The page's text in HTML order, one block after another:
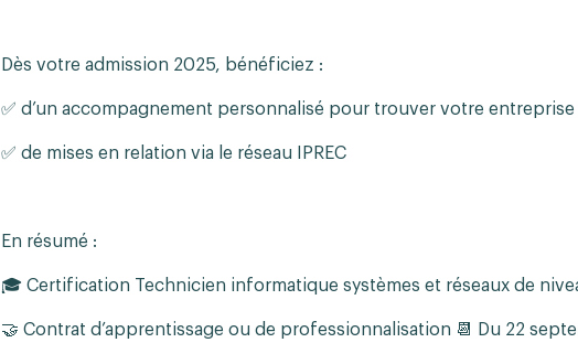
Dès votre admission 2025, bénéficiez :
✅ d’un accompagnement personnalisé pour trouver votre entreprise
✅ de mises en relation via le réseau IPREC
En résumé :
🎓 Certification Technicien informatique systèmes et réseaux de
🤝 Contrat d’apprentissage ou de professionnalisation 📆 Du 22